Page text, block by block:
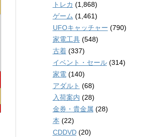
トレカ (1,868)
ゲーム (1,461)
UFOキャッチャー (790)
家電工具(548)
古着(337)
イベント・セール(314)
家電(140)
アダルト (68)
入荷案内 (28)
金券・貴金属 (28)
本 (22)
CDDVD(20)